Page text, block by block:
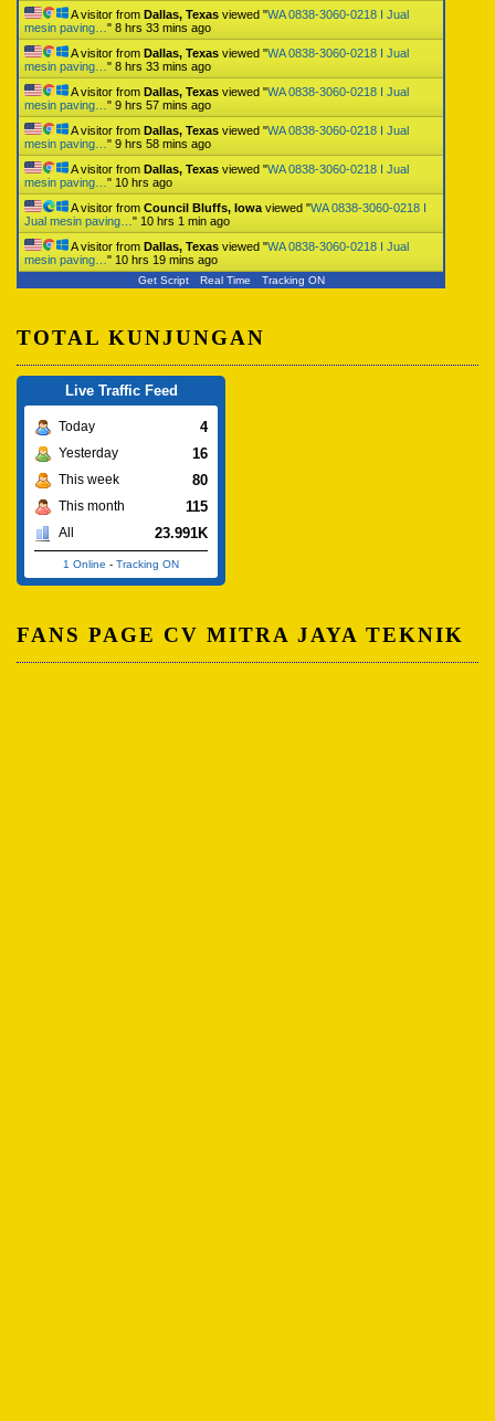
A visitor from Dallas, Texas viewed "WA 0838-3060-0218 I Jual
mesin paving… " 8 hrs 33 mins ago
A visitor from Dallas, Texas viewed "WA 0838-3060-0218 I Jual
mesin paving… " 8 hrs 33 mins ago
A visitor from Dallas, Texas viewed "WA 0838-3060-0218 I Jual
mesin paving… " 9 hrs 57 mins ago
A visitor from Dallas, Texas viewed "WA 0838-3060-0218 I Jual
mesin paving… " 9 hrs 58 mins ago
A visitor from Dallas, Texas viewed "WA 0838-3060-0218 I Jual
mesin paving… " 10 hrs ago
A visitor from Council Bluffs, Iowa viewed "WA 0838-3060-0218 I
Jual mesin paving… " 10 hrs 1 min ago
A visitor from Dallas, Texas viewed "WA 0838-3060-0218 I Jual
mesin paving… " 10 hrs 19 mins ago
Get Script Real Time Tracking ON
TOTAL KUNJUNGAN
Live Traffic Feed
Today 4
Yesterday 16
This week 80
This month 115
All 23.991K
1 Online - Tracking ON
FANS PAGE CV MITRA JAYA TEKNIK